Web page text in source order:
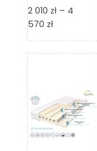
2 010 zł – 4
570 złZakres
od
4
570 zł